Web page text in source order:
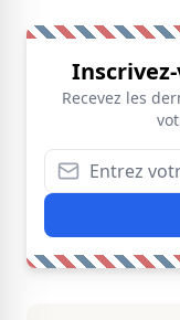
Recevez les